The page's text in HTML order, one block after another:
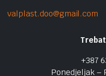
valplast.doo@gmail.com
+387
Ponedjeljak –